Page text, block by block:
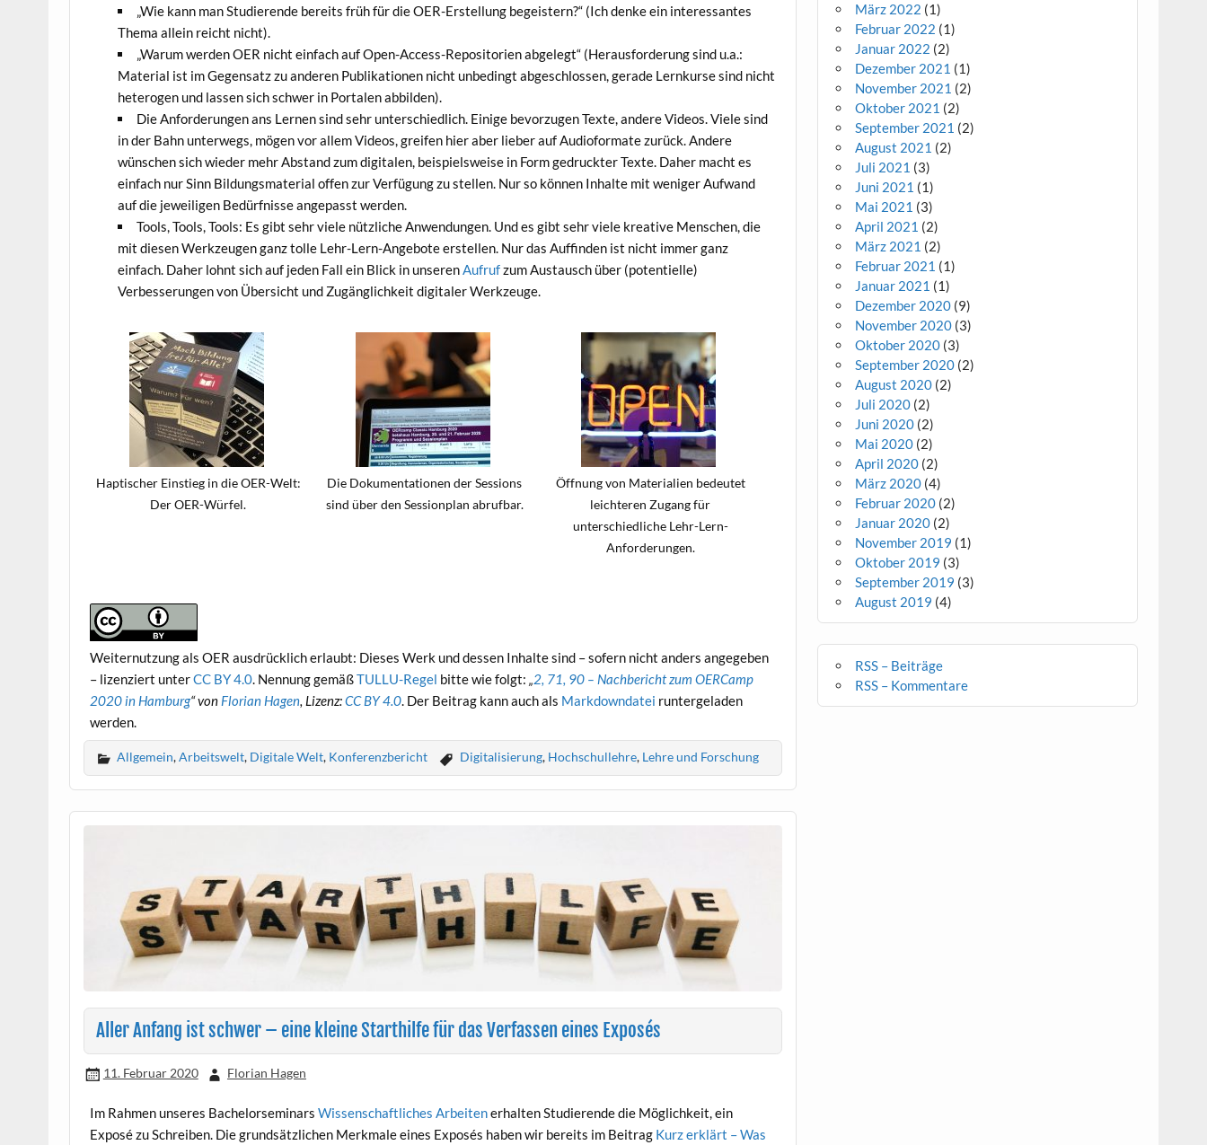
„Wie kann man Studierende bereits früh für die OER-Erstellung begeistern?“ (Ich denke ein interessantes
Thema allein reicht nicht).
„Warum werden OER nicht einfach auf Open-Access-Repositorien abgelegt“ (Herausforderung sind u.a.:
Material ist im Gegensatz zu anderen Publikationen nicht unbedingt abgeschlossen, gerade Lernkurse sind nicht
heterogen und lassen sich schwer in Portalen abbilden).
Die Anforderungen ans Lernen sind sehr unterschiedlich. Einige bevorzugen Texte, andere Videos. Viele sind
in der Bahn unterwegs, mögen vor allem Videos, greifen hier aber lieber auf Audioformate zurück. Andere
wünschen sich wieder mehr Abstand zum digitalen, beispielsweise in Form gedruckter Texte. Daher macht es
einfach nur Sinn Bildungsmaterial offen zur Verfügung zu stellen. Nur so können Inhalte mit weniger Aufwand
auf die jeweiligen Bedürfnisse angepasst werden.
Tools, Tools, Tools: Es gibt sehr viele nützliche Anwendungen. Und es gibt sehr viele kreative Menschen, die
mit diesen Werkzeugen ganz tolle Lehr-Lern-Angebote erstellen. Nur das Auffinden ist nicht immer ganz
einfach. Daher lohnt sich auf jeden Fall ein Blick in unserenAufrufzum Austausch über (potentielle)
Verbesserungen von Übersicht und Zugänglichkeit digitaler Werkzeuge.
Haptischer Einstieg in die OER-Welt:
Der OER-Würfel.
Die Dokumentationen der Sessions
sind über den Sessionplan abrufbar.
Öffnung von Materialien bedeutet
leichteren Zugang für
unterschiedliche Lehr-Lern-
Anforderungen.
Weiternutzung als OER ausdrücklich erlaubt: Dieses Werk und dessen Inhalte sind – sofern nicht anders angegeben
– lizenziert unterCC BY 4.0. Nennung gemäßTULLU-Regel bitte wie folgt:„2, 71, 90 – Nachbericht zum OERCamp
2020 in Hamburg“ von Florian Hagen, Lizenz:CC BY 4.0. Der Beitrag kann auch als Markdowndatei runtergeladen
werden.
Allgemein,Arbeitswelt, Digitale Welt, Konferenzbericht Digitalisierung, Hochschullehre, Lehre und Forschung
Aller Anfang ist schwer – eine kleine Starthilfe für das Verfassen eines Exposés
11. Februar 2020 Florian Hagen
Im Rahmen unseres BachelorseminarsWissenschaftliches Arbeitenerhalten Studierende die Möglichkeit, ein
Exposé zu Schreiben. Die grundsätzlichen Merkmale eines Exposés haben wir bereits im Beitrag Kurz erklärt – Was
März 2022 (1)
Februar 2022 (1)
Januar 2022 (2)
Dezember 2021 (1)
November 2021 (2)
Oktober 2021 (2)
September 2021 (2)
August 2021 (2)
Juli 2021 (3)
Juni 2021 (1)
Mai 2021 (3)
April 2021 (2)
März 2021 (2)
Februar 2021 (1)
Januar 2021 (1)
Dezember 2020 (9)
November 2020 (3)
Oktober 2020 (3)
September 2020 (2)
August 2020 (2)
Juli 2020 (2)
Juni 2020 (2)
Mai 2020 (2)
April 2020 (2)
März 2020 (4)
Februar 2020 (2)
Januar 2020 (2)
November 2019 (1)
Oktober 2019 (3)
September 2019 (3)
August 2019 (4)
RSS – Beiträge
RSS – Kommentare